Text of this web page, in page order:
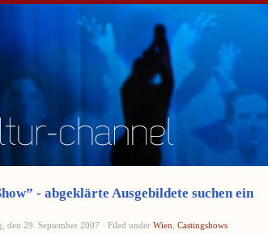
- abgeklärte Ausgebildete suchen ein
den 29. September 2007 · Filed under Wien Castingshows